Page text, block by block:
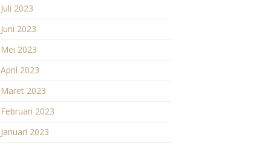
Juli 2023
Juni 2023
Mei 2023
April 2023
Maret 2023
Februari 2023
Januari 2023